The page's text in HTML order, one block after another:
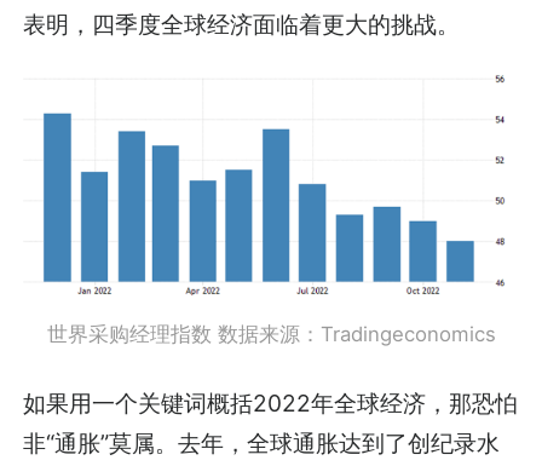
表明，四季度全球经济面临着更大的挑战。
世界采购经理指数 数据来源：Tradingeconomics
如果用一个关键词概括2022年全球经济，那恐怕
非“通胀”莫属。去年，全球通胀达到了创纪录水